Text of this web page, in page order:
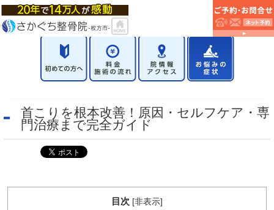
首こりを根本改善！原因・セルフケア・専
門治療まで完全ガイド
目次 [非表示]